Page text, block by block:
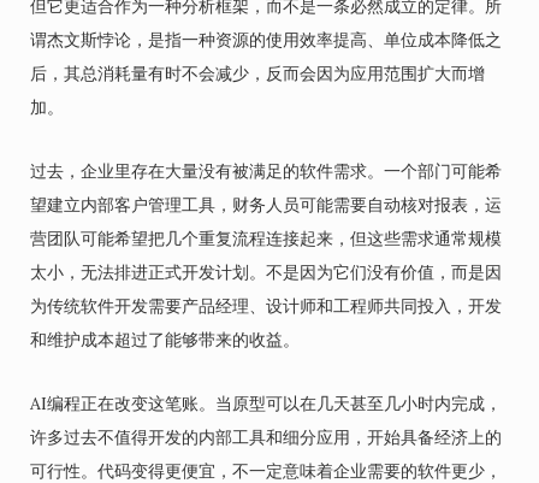
但它更适合作为一种分析框架，而不是一条必然成立的定律。所
谓杰文斯悖论，是指一种资源的使用效率提高、单位成本降低之
后，其总消耗量有时不会减少，反而会因为应用范围扩大而增
加。
过去，企业里存在大量没有被满足的软件需求。一个部门可能希
望建立内部客户管理工具，财务人员可能需要自动核对报表，运
营团队可能希望把几个重复流程连接起来，但这些需求通常规模
太小，无法排进正式开发计划。不是因为它们没有价值，而是因
为传统软件开发需要产品经理、设计师和工程师共同投入，开发
和维护成本超过了能够带来的收益。
AI编程正在改变这笔账。当原型可以在几天甚至几小时内完成，
许多过去不值得开发的内部工具和细分应用，开始具备经济上的
可行性。代码变得更便宜，不一定意味着企业需要的软件更少，